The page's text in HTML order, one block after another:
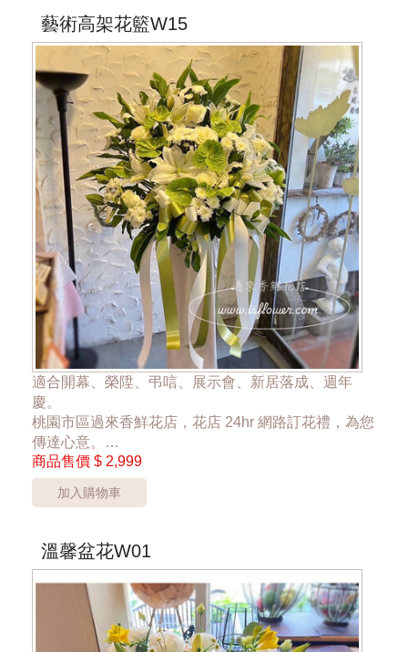
**此商品只提供桃園市內運送**
***商品的花器與花材依當季花材實際狀況調整***
藝術高架花籃W15
適合開幕、榮陞、弔唁、展示會、新居落成、週年
慶。
桃園市區過來香鮮花店，花店 24hr 網路訂花禮，為您
傳達心意。
單一座 2999元
*桃園市桃園區以外酌收運費350元*
***商品的花器與花材依當季花材實際狀況調整***
商品售價 $ 2,999
加入購物車
溫馨盆花W01